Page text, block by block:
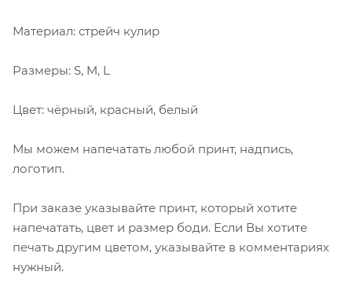
Материал: стрейч кулир
Размеры: S, M, L
Цвет: чёрный, красный, белый
Мы можем напечатать любой принт, надпись,
логотип.
При заказе указывайте принт, который хотите
напечатать, цвет и размер боди. Если Вы хотите
печать другим цветом, указывайте в комментариях
нужный.